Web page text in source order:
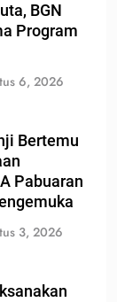
BGN
Program
6, 2026
Bertemu
Pabuaran
3, 2026